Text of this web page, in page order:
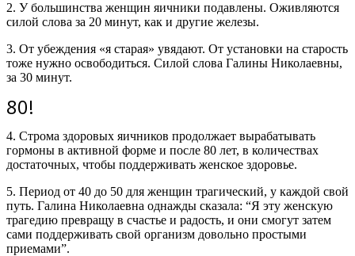
2. У большинства женщин яичники подавлены. Оживляются
силой слова за 20 минут, как и другие железы.
3. От убеждения «я старая» увядают. От установки на старость
тоже нужно освободиться. Силой слова Галины Николаевны,
за 30 минут.
80!
4. Строма здоровых яичников продолжает вырабатывать
гормоны в активной форме и после 80 лет, в количествах
достаточных, чтобы поддерживать женское здоровье.
5. Период от 40 до 50 для женщин трагический, у каждой свой
путь. Галина Николаевна однажды сказала: “Я эту женскую
трагедию превращу в счастье и радость, и они смогут затем
сами поддерживать свой организм довольно простыми
приемами”.